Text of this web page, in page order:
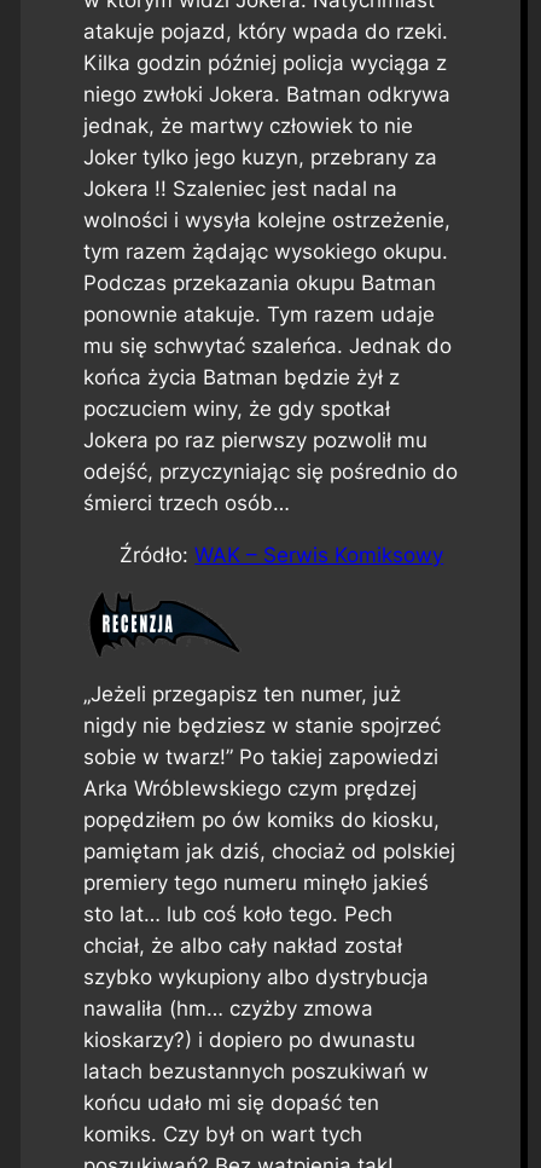
atakuje pojazd, który wpada do rzeki.
Kilka godzin później policja wyciąga z
niego zwłoki Jokera. Batman odkrywa
jednak, że martwy człowiek to nie
Joker tylko jego kuzyn, przebrany za
Jokera !! Szaleniec jest nadal na
wolności i wysyła kolejne ostrzeżenie,
tym razem żądając wysokiego okupu.
Podczas przekazania okupu Batman
ponownie atakuje. Tym razem udaje
mu się schwytać szaleńca. Jednak do
końca życia Batman będzie żył z
poczuciem winy, że gdy spotkał
Jokera po raz pierwszy pozwolił mu
odejść, przyczyniając się pośrednio do
śmierci trzech osób…
Źródło:WAK – Serwis Komiksowy
„Jeżeli przegapisz ten numer, już
nigdy nie będziesz w stanie spojrzeć
sobie w twarz!”Po takiej zapowiedzi
Arka Wróblewskiego czym prędzej
popędziłem po ów komiks do kiosku,
pamiętam jak dziś, chociaż od polskiej
premiery tego numeru minęło jakieś
sto lat… lub coś koło tego. Pech
chciał, że albo cały nakład został
szybko wykupiony albo dystrybucja
nawaliła (hm… czyżby zmowa
kioskarzy?) i dopiero po dwunastu
latach bezustannych poszukiwań w
końcu udało mi się dopaść ten
komiks. Czy był on wart tych